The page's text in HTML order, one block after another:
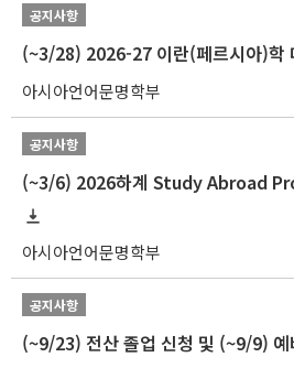
공지사항
(~3/28) 2026-27 이란(페르시아)학
아시아언어문명학부
공지사항
아시아언어문명학부
공지사항
(~9/23) 전산 졸업 신청 및 (~9/9) 예